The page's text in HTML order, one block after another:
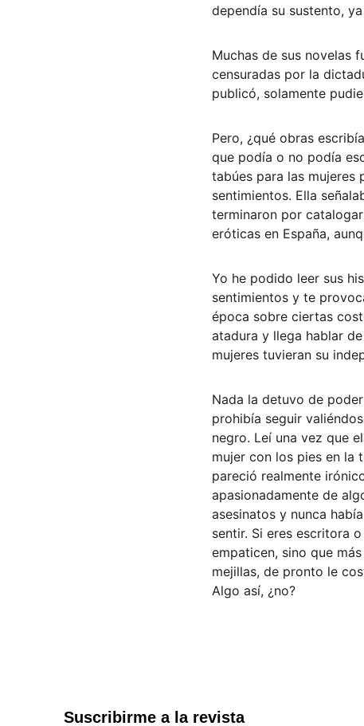
dependía su sustento,
Muchas de sus novelas
censuradas por la
publicó, solamente
Pero, ¿qué obras
que podía o no podía
tabúes para las mujeres
sentimientos. Ella
terminaron por
eróticas en España,
Yo he podido leer sus
sentimientos y te
época sobre ciertas
atadura y llega hablar
mujeres tuvieran su
Nada la detuvo de
prohibía seguir
negro. Leí una vez que
mujer con los pies en la
pareció realmente
apasionadamente de
asesinatos y nunca
sentir. Si eres escritora
empaticen, sino que
mejillas, de pronto le
Algo así, ¿no?